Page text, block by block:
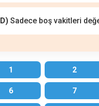
D)Sadece boş vakitleri
1 2
6 7